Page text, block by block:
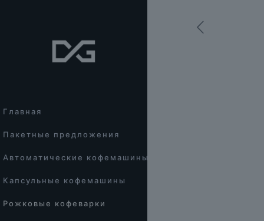
Главная
Пакетные предложения
Автоматические кофемашины
Капсульные кофемашины
Рожковые кофеварки